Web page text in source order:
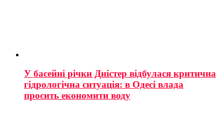
У басейні річки Дністер відбулася критична
гідрологічна ситуація: в Одесі влада
просить економити воду